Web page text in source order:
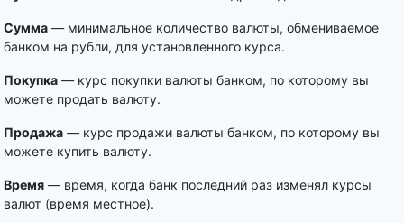
Сумма — минимальное количество валюты, обмениваемое
банком на рубли, для установленного курса.
Покупка — курс покупки валюты банком, по которому вы
можете продать валюту.
Продажа — курс продажи валюты банком, по которому вы
можете купить валюту.
Время — время, когда банк последний раз изменял курсы
валют (время местное).